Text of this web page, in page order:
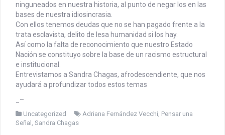
ninguneados en nuestra historia, al punto de negar los en las
bases de nuestra idiosincrasia.
Con ellos tenemos deudas que no se han pagado frente a la
trata esclavista, delito de lesa humanidad si los hay.
Así como la falta de reconocimiento que nuestro Estado
Nación se constituyo sobre la base de un racismo estructural
e institucional.
Entrevistamos a Sandra Chagas, afrodescendiente, que nos
ayudará a profundizar todos estos temas
_–
Uncategorized Adriana Fernández Vecchi, Pensar una
Señal , Sandra Chagas